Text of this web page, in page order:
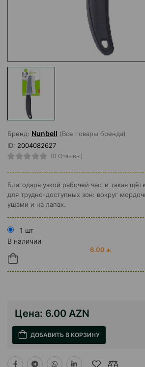
Бренд: Nunbell (Все товары бренда)
ID: 2004082627
(0 Отзывы)
Благодаря узкой рабочей части такая
для трудно-доступных зон: вокруг
ушами и на лапах.
1 шт
В наличии
6.00 ₼
Цена: 6.00 AZN
ДОБАВИТЬ В КОРЗИНУ